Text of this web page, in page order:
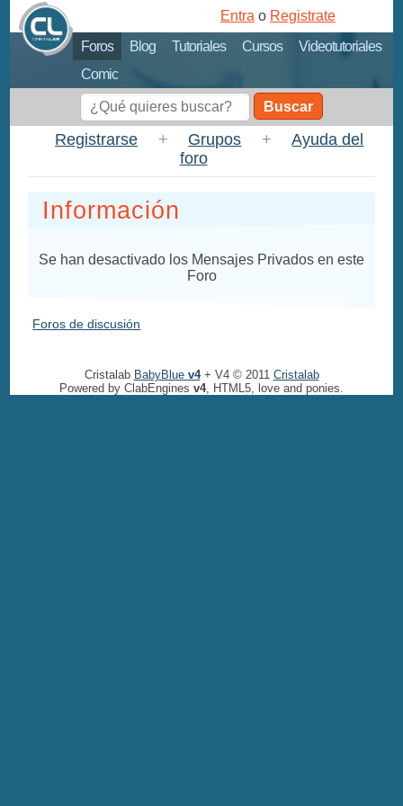
Foros Blog Tutoriales Cursos
Videotutoriales
Comic
Entra o Registrate
Buscar
Registrarse + Grupos +
Ayuda del
foro
Información
Se han desactivado los Mensajes Privados en este
Foro
Foros de discusión
Cristalab BabyBlue v4+ V4 © 2011 Cristalab
Powered by ClabEngines v4, HTML5, love and ponies.